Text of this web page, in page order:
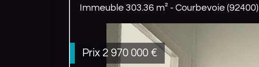
Immeuble 303.36 m² - Courbevoie (92400)
Prix 2 970 000 €